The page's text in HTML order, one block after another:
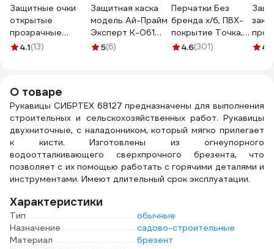
Защитные очки
открытые
прозрачные
Gigant GGСB-1
4.1(13)
Защитная каска
модель Ай-Прайм
Эксперт К-061
ЕЛАНПЛАСТ белая
КАС-061
5(6)
Перчатки Без
бренда х/б, ПВХ-
покрытие Точка,
10 класс, стикер
4.6(301) 4.4
О товаре
Рукавицы СИБРТЕХ 68127 предназначены для выполнения
строительных и сельскохозяйственных работ. Рукавицы
двухниточные, с наладонником, который мягко прилегает
к кисти. Изготовлены из огнеупорного
водоотталкивающего сверхпрочного брезента, что
позволяет с их помощью работать с горячими деталями и
инструментами. Имеют длительный срок эксплуатации.
Характеристики
Тип
обычные
Назначение
садово-строительные
Материал
брезент